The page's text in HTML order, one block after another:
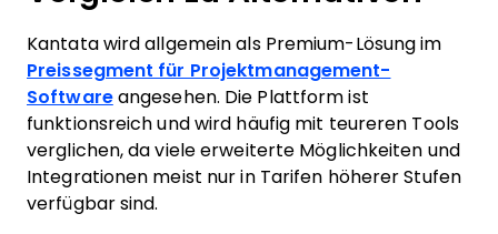
Kantata wird allgemein als Premium-Lösung im
Preissegment für Projektmanagement-
Softwareangesehen. Die Plattform ist
funktionsreich und wird häufig mit teureren Tools
verglichen, da viele erweiterte Möglichkeiten und
Integrationen meist nur in Tarifen höherer Stufen
verfügbar sind.